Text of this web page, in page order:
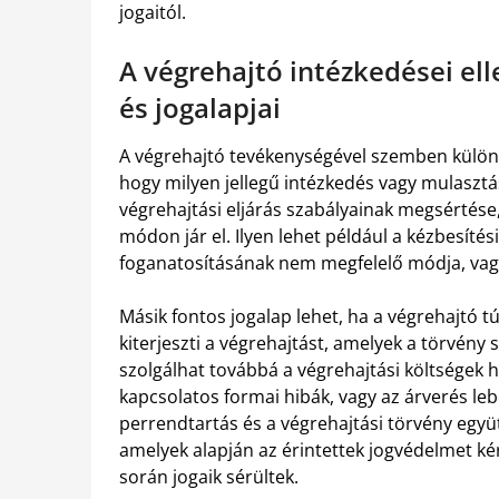
jogaitól.
A végrehajtó intézkedései
és jogalapjai
A végrehajtó tevékenységével szemben
hogy milyen jellegű intézkedés vagy
végrehajtási eljárás szabályainak
módon jár el. Ilyen lehet például a
foganatosításának nem megfelelő módja,
Másik fontos jogalap lehet, ha a végrehajtó
kiterjeszti a végrehajtást, amelyek a törvény
szolgálhat továbbá a végrehajtási költségek
kapcsolatos formai hibák, vagy az árverés
perrendtartás és a végrehajtási törvény
amelyek alapján az érintettek jogvédelmet
során jogaik sérültek.